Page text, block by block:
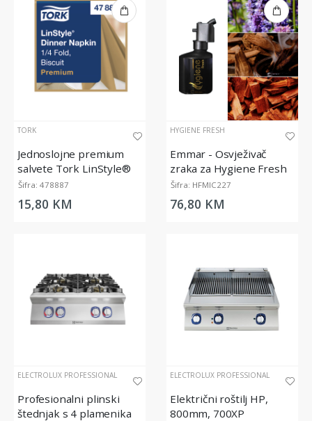
TORK
Jednoslojne premium
salvete Tork LinStyle®
Biscuit Dinner, 39x39cm
Šifra: 478887
15,80 KM
HYGIENE FRESH
Emmar - Osvježivač
zraka za Hygiene Fresh
Micro Diffuser, 200 ml
Šifra: HFMIC227
76,80 KM
ELECTROLUX PROFESSIONAL
Profesionalni plinski
štednjak s 4 plamenika
ELECTROLUX PROFESSIONAL
Električni roštilj HP,
800mm, 700XP